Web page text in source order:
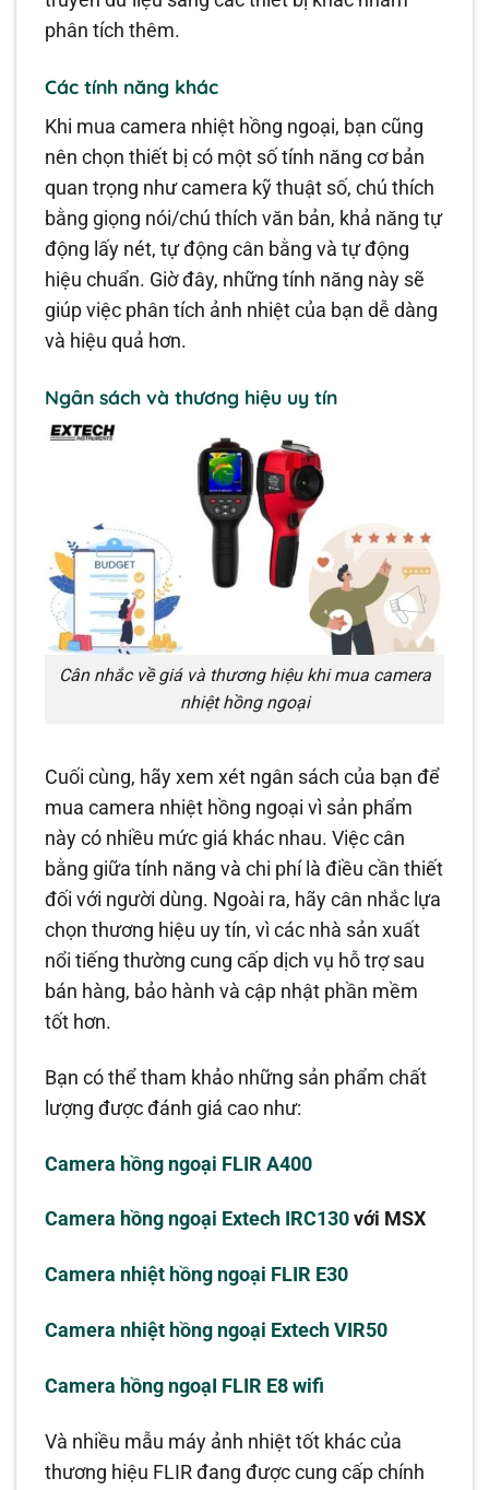
phân tích thêm.
Các tính năng khác
Khi mua camera nhiệt hồng ngoại, bạn cũng
nên chọn thiết bị có một số tính năng cơ bản
quan trọng như camera kỹ thuật số, chú thích
bằng giọng nói/chú thích văn bản, khả năng tự
động lấy nét, tự động cân bằng và tự động
hiệu chuẩn. Giờ đây, những tính năng này sẽ
giúp việc phân tích ảnh nhiệt của bạn dễ dàng
và hiệu quả hơn.
Ngân sách và thương hiệu uy tín
Cân nhắc về giá và thương hiệu khi mua camera
nhiệt hồng ngoại
Cuối cùng, hãy xem xét ngân sách của bạn để
mua camera nhiệt hồng ngoại vì sản phẩm
này có nhiều mức giá khác nhau. Việc cân
bằng giữa tính năng và chi phí là điều cần thiết
đối với người dùng. Ngoài ra, hãy cân nhắc lựa
chọn thương hiệu uy tín, vì các nhà sản xuất
nổi tiếng thường cung cấp dịch vụ hỗ trợ sau
bán hàng, bảo hành và cập nhật phần mềm
tốt hơn.
Bạn có thể tham khảo những sản phẩm chất
lượng được đánh giá cao như:
Camera hồng ngoại FLIR A400
Camera hồng ngoại Extech IRC130 với MSX
Camera nhiệt hồng ngoại FLIR E30
Camera nhiệt hồng ngoại Extech VIR50
Camera hồng ngoạI FLIR E8 wifi
Và nhiều mẫu máy ảnh nhiệt tốt khác của
thương hiệu FLIR đang được cung cấp chính